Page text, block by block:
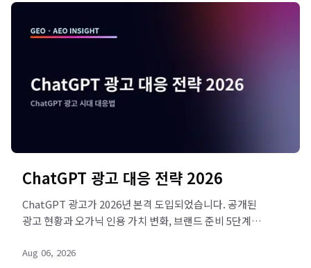
ChatGPT 광고 대응 전략 2026
ChatGPT 광고가 2026년 본격 도입되었습니다. 공개된
광고 현황과 오가닉 인용 가치 변화, 브랜드 준비 5단계를
시작하세요.
Aug 06, 2026